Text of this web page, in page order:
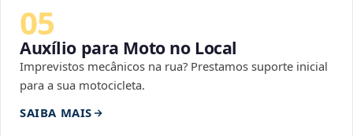
05
Auxílio para Moto no Local
Imprevistos mecânicos na rua? Prestamos suporte inicial
para a sua motocicleta.
SAIBA MAIS